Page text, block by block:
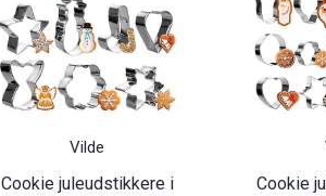
Vilde
Cookie juleudstikkere i
Cookie